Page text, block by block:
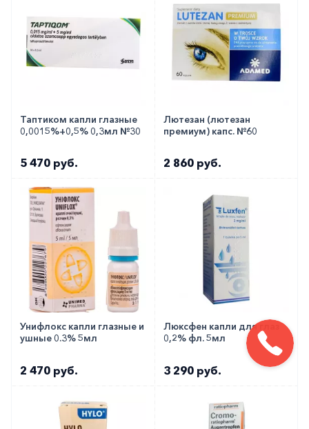
Таптиком капли глазные
0,0015%+0,5% 0,3мл №30
5 470 руб.
Лютезан (лютезан
премиум) капс. №60
2 860 руб.
Унифлокс капли глазные и
ушные 0.3% 5мл
2 470 руб.
Люксфен капли для глаз
0,2% фл. 5мл
3 290 руб.